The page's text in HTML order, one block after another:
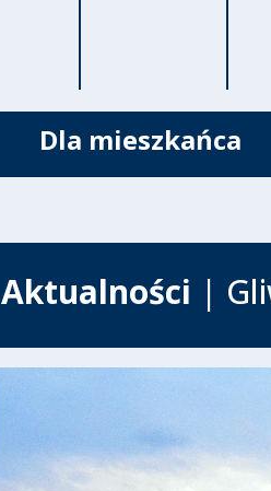
Dla mieszkańca
Aktualności |